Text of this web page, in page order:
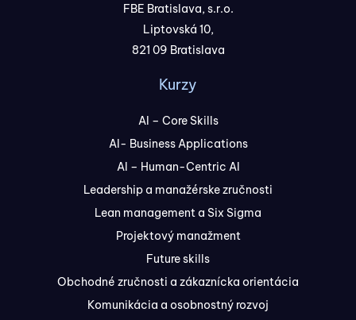
FBE Bratislava, s.r.o.
Liptovská 10,
821 09 Bratislava
Kurzy
AI – Core Skills
AI- Business Applications
AI – Human-Centric AI
Leadership a manažérske zručnosti
Lean management a Six Sigma
Projektový manažment
Future skills
Obchodné zručnosti a zákaznícka orientácia
Komunikácia a osobnostný rozvoj